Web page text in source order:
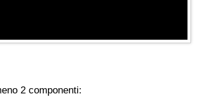
2 componenti: